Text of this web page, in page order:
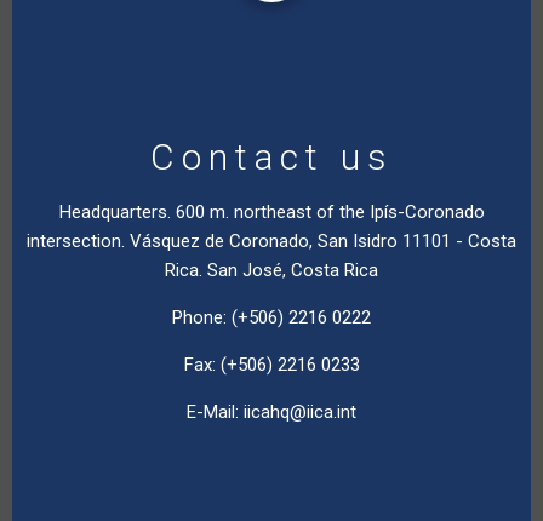
Contact us
Headquarters. 600 m. northeast of the Ipís-Coronado
intersection. Vásquez de Coronado, San Isidro 11101 - Costa
Rica. San José, Costa Rica
Phone: (+506) 2216 0222
Fax: (+506) 2216 0233
E-Mail: iicahq@iica.int